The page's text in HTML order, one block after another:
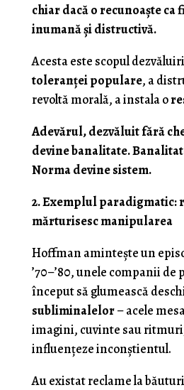
chiar dacă o recunoaște
inumană și distructivă.
Acesta este scopul
toleranței populare, a
revoltă morală, a instala o
Adevărul, dezvăluit fără
devine banalitate.
Norma devine sistem.
2. Exemplul paradigmatic:
mărturisesc manipularea
Hoffman amintește un
’70–’80, unele companii de
început să glumească
subliminalelor– acele
imagini, cuvinte sau
influențeze inconștientul.
Au existat reclame la